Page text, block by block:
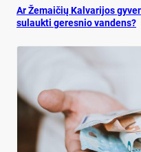
Ar Že­mai­čių Kal­va­ri­jos
su­lauk­ti ge­res­nio van­dens?